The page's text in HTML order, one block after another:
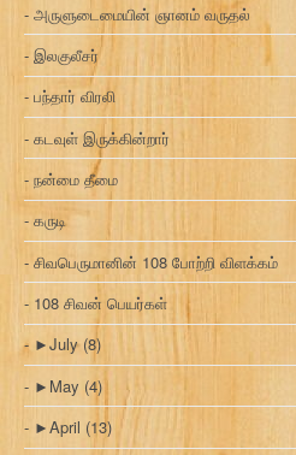
அருளுடைமையின் ஞானம் வருதல்
இலகுலீசர்
பந்தார் விரலி
கடவுள் இருக்கின்றார்
நன்மை தீமை
கருடி
சிவபெருமானின் 108 போற்றி விளக்கம்
108 சிவன் பெயர்கள்
►July (8)
► May (4)
►April (13)